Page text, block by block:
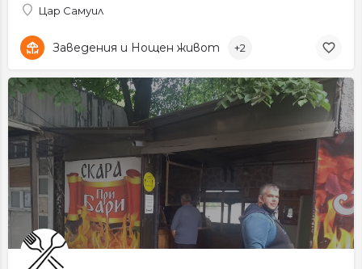
Цар Самуил
Заведения и Нощен живот +2